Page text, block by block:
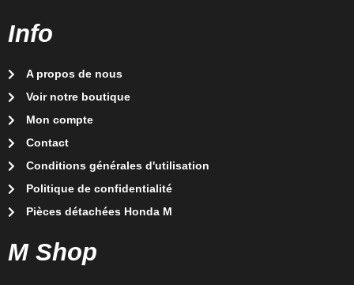
Info
A propos de nous
Voir notre boutique
Mon compte
Contact
Conditions générales d'utilisation
Politique de confidentialité
Pièces détachées Honda M
M Shop